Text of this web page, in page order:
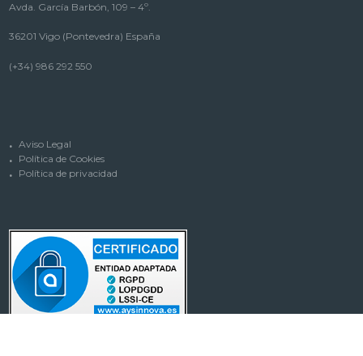
Avda. García Barbón, 109 – 4º.
36201 Vigo (Pontevedra) España
(+34) 986 292 550
Aviso Legal
Política de Cookies
Política de privacidad